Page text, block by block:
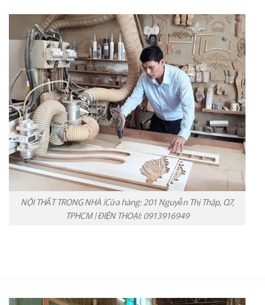
NỘI THẤT TRONG NHÀ |Cửa hàng: 201 Nguyễn Thị Thập, Q7,
TPHCM | ĐIỆN THOẠI: 0913916949